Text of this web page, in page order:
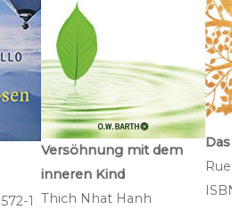
1
Versöhnung mit dem
inneren Kind
Thich Nhat Hanh